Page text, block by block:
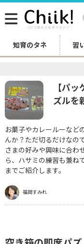
知育のタネ 習
【パ
ズルを
お菓子やカレールーなど
んか？ただ切るだけなの
さまの好みや興味に合わ
ら、ハサミの練習も兼ね
までご紹介します。
福岡すみれ